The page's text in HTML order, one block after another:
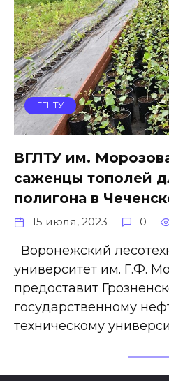
ГГНТУ
ВГЛТУ им.
саженцы тополей
полигона в
15 июля, 2023 0
Воронежский
университет им. Г.Ф.
предоставит
государственному
техническому